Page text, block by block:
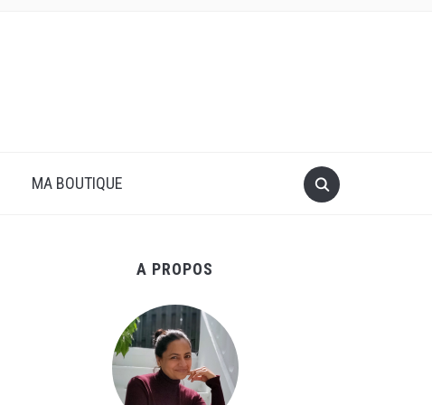
MA BOUTIQUE
A PROPOS